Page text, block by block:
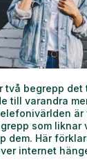
två begrepp
till varandra
är
som liknar
dem. Här
internet